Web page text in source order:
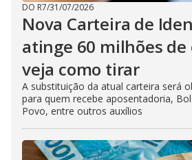
DO R7/31/07/2026
Nova Carteira de
atinge 60 milhões de
veja como tirar
A substituição da atual carteira será
para quem recebe aposentadoria,
Povo, entre outros auxílios